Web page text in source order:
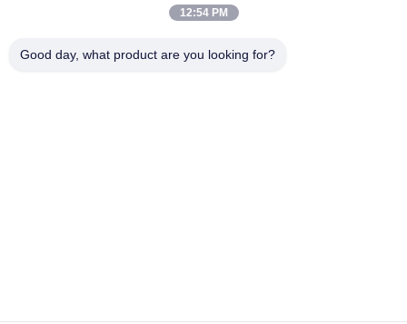
Fabrieksreis
12:54 PM
Good day, what product are you looking for?